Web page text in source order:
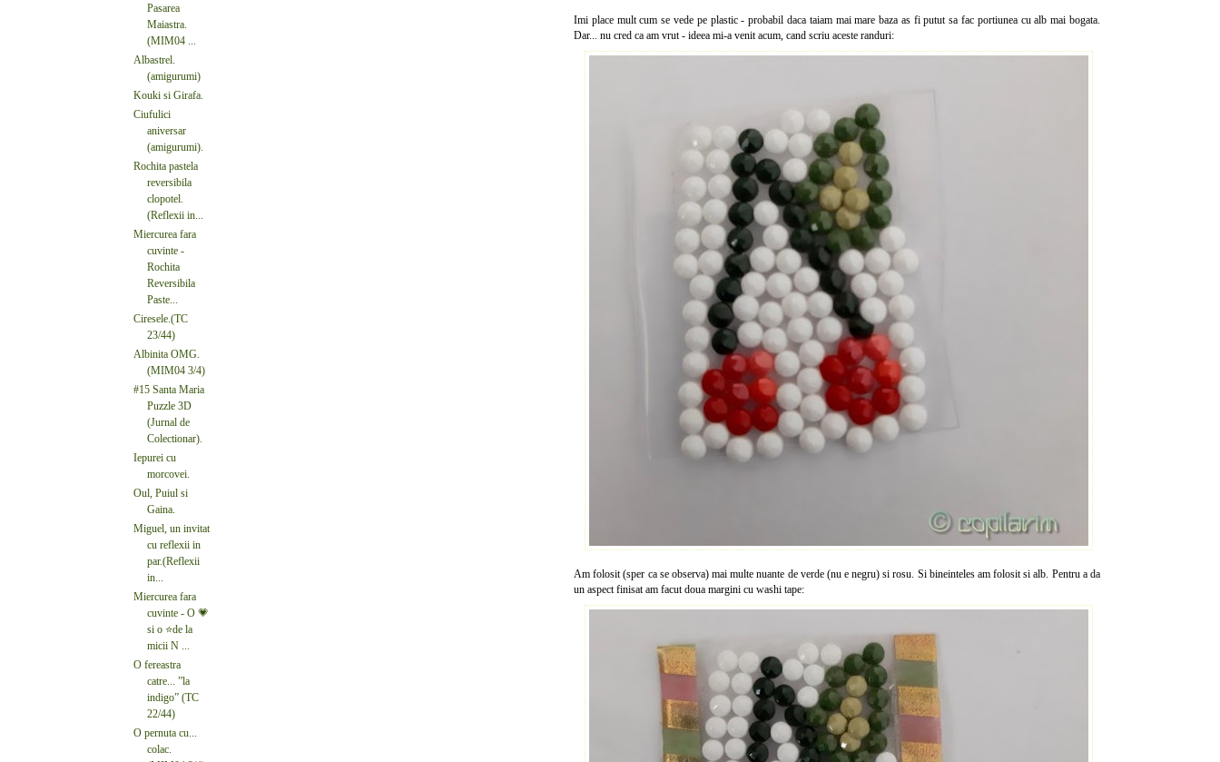
Imi place mult cum se vede pe plastic - probabil daca taiam mai mare baza as fi putut sa fac portiunea cu alb mai bogata.
Dar... nu cred ca am vrut - ideea mi-a venit acum, cand scriu aceste randuri:
Am folosit (sper ca se observa) mai multe nuante de verde (nu e negru) si rosu. Si bineinteles am folosit si alb. Pentru a da
un aspect finisat am facut doua margini cu washi tape:
Pasarea
Maiastra.
(MIM04 ...
Albastrel.
(amigurumi)
Kouki si Girafa.
Ciufulici
aniversar
(amigurumi).
Rochita pastela
reversibila
clopotel.
(Reflexii in...
Miercurea fara
cuvinte -
Rochita
Reversibila
Paste...
Ciresele.(TC
23/44)
Albinita OMG.
(MIM04 3/4)
#15 Santa Maria
Puzzle 3D
(Jurnal de
Colectionar).
Iepurei cu
morcovei.
Oul, Puiul si
Gaina.
Miguel, un invitat
cu reflexii in
par.(Reflexii
in...
Miercurea fara
cuvinte - O 💗
si o ⭐de la
micii N ...
O fereastra
catre... ”la
indigo” (TC
22/44)
O pernuta cu...
colac.